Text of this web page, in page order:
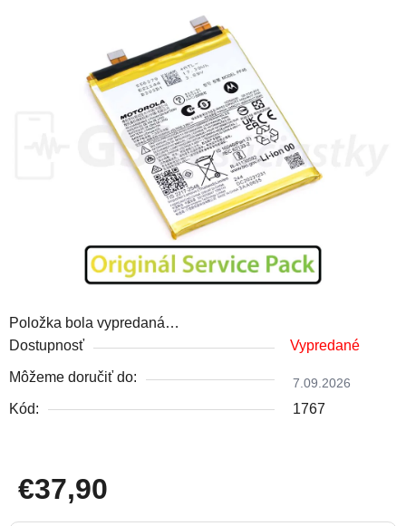
Položka bola vypredaná…
Dostupnosť
Vypredané
Môžeme doručiť do: 7.09.2026
Kód: 1767
€37,90